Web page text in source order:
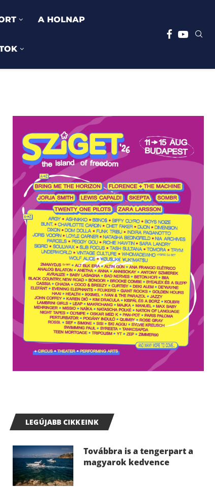
A HOLNAP
LEGÚJABB CIKKEINK
Továbbra is a tengerpart a
magyarok kedvence